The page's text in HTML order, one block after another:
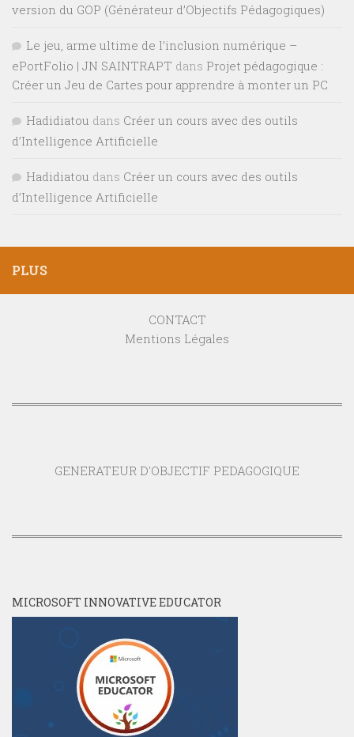
version du GOP (Générateur d’Objectifs Pédagogiques)
Le jeu, arme ultime de l’inclusion numérique –
ePortFolio | JN SAINTRAPT dans Projet pédagogique :
Créer un Jeu de Cartes pour apprendre à monter un PC
Hadidiatou dans Créer un cours avec des outils
d’Intelligence Artificielle
Hadidiatou dans Créer un cours avec des outils
d’Intelligence Artificielle
PLUS
CONTACT
Mentions Légales
GENERATEUR D'OBJECTIF PEDAGOGIQUE
MICROSOFT INNOVATIVE EDUCATOR